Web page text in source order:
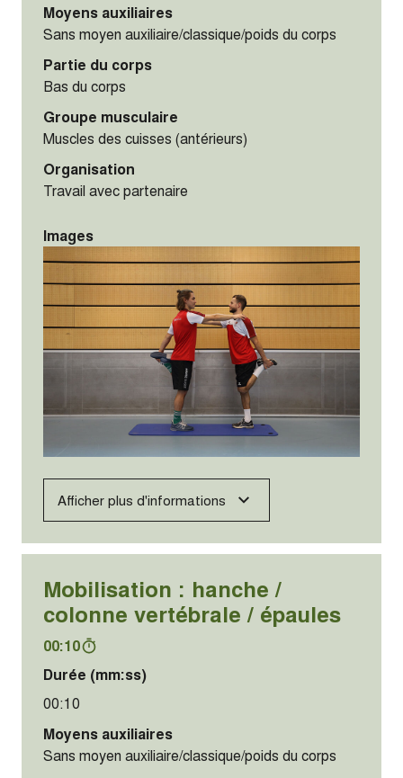
Moyens auxiliaires
Sans moyen auxiliaire/classique/poids du corps
Partie du corps
Bas du corps
Groupe musculaire
Muscles des cuisses (antérieurs)
Organisation
Travail avec partenaire
Images
Afficher plus d'informations
Mobilisation : hanche /
colonne vertébrale / épaules
00:10
Durée (mm:ss)
00:10
Moyens auxiliaires
Sans moyen auxiliaire/classique/poids du corps